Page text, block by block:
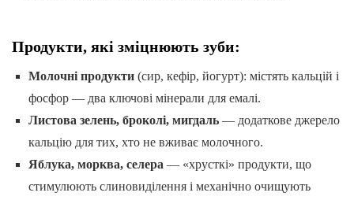
Продукти, які зміцнюють зуби:
Молочні продукти(сир, кефір, йогурт): містять кальцій і
фосфор — два ключові мінерали для емалі.
Листова зелень, броколі, мигдаль— додаткове джерело
кальцію для тих, хто не вживає молочного.
Яблука, морква, селера — «хрусткі» продукти, що
стимулюють слиновиділення і механічно очищують